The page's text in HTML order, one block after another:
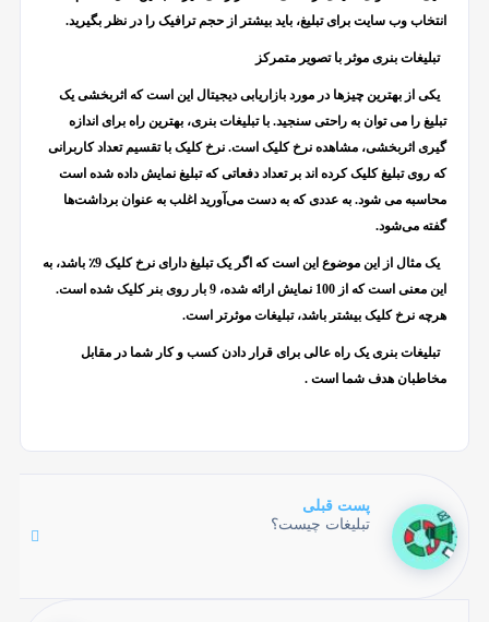
انتخاب وب سایت برای تبلیغ، باید بیشتر از حجم ترافیک را در نظر بگیرید.
تبلیغات بنری موثر با تصویر متمرکز
یکی از بهترین چیزها در مورد بازاریابی دیجیتال این است که اثربخشی یک
تبلیغ را می توان به راحتی سنجید. با تبلیغات بنری، بهترین راه برای اندازه
گیری اثربخشی، مشاهده نرخ کلیک است. نرخ کلیک با تقسیم تعداد کاربرانی
که روی تبلیغ کلیک کرده اند بر تعداد دفعاتی که تبلیغ نمایش داده شده است
محاسبه می شود. به عددی که به دست می‌آورید اغلب به عنوان برداشت‌ها
گفته می‌شود.
یک مثال از این موضوع این است که اگر یک تبلیغ دارای نرخ کلیک 9٪ باشد، به
این معنی است که از 100 نمایش ارائه شده، 9 بار روی بنر کلیک شده است.
هرچه نرخ کلیک بیشتر باشد، تبلیغات موثرتر است.
تبلیغات بنری یک راه عالی برای قرار دادن کسب و کار شما در مقابل
مخاطبان هدف شما است .
پست قبلی
تبلیغات چیست؟